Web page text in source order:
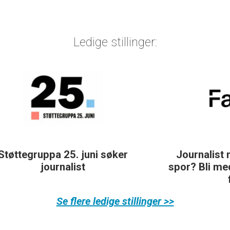
Ledige stillinger:
Journalist med teft for digitale
spor? Bli med på å bygge vårt nye
Se flere ledige stillinger >>